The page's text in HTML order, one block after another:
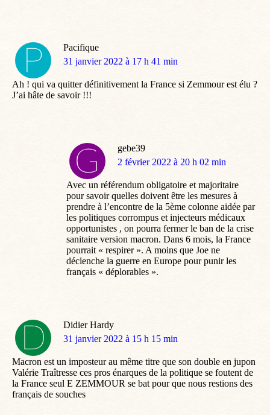
Pacifique
dit
31 janvier 2022 à 17 h 41 min
Ah ! qui va quitter définitivement la France si Zemmour est élu ?
J’ai hâte de savoir !!!
gebe39
dit
2 février 2022 à 20 h 02 min
Avec un référendum obligatoire et majoritaire
pour savoir quelles doivent être les mesures à
prendre à l’encontre de la 5ème colonne aidée par
les politiques corrompus et injecteurs médicaux
opportunistes , on pourra fermer le ban de la crise
sanitaire version macron. Dans 6 mois, la France
pourrait « respirer ». A moins que Joe ne
déclenche la guerre en Europe pour punir les
français « déplorables ».
Didier Hardy
dit
31 janvier 2022 à 15 h 15 min
Macron est un imposteur au même titre que son double en jupon
Valérie Traîtresse ces pros énarques de la politique se foutent de
la France seul E ZEMMOUR se bat pour que nous restions des
français de souches